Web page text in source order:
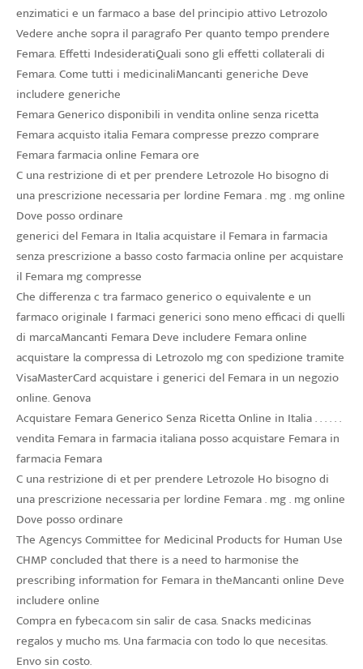
enzimatici e un farmaco a base del principio attivo Letrozolo
Vedere anche sopra il paragrafo Per quanto tempo prendere
Femara. Effetti IndesideratiQuali sono gli effetti collaterali di
Femara. Come tutti i medicinaliMancanti generiche Deve
includere generiche
Femara Generico disponibili in vendita online senza ricetta
Femara acquisto italia Femara compresse prezzo comprare
Femara farmacia online Femara ore
C una restrizione di et per prendere Letrozole Ho bisogno di
una prescrizione necessaria per lordine Femara . mg . mg online
Dove posso ordinare
generici del Femara in Italia acquistare il Femara in farmacia
senza prescrizione a basso costo farmacia online per acquistare
il Femara mg compresse
Che differenza c tra farmaco generico o equivalente e un
farmaco originale I farmaci generici sono meno efficaci di quelli
di marcaMancanti Femara Deve includere Femara online
acquistare la compressa di Letrozolo mg con spedizione tramite
VisaMasterCard acquistare i generici del Femara in un negozio
online. Genova
Acquistare Femara Generico Senza Ricetta Online in Italia . . . . . .
vendita Femara in farmacia italiana posso acquistare Femara in
farmacia Femara
C una restrizione di et per prendere Letrozole Ho bisogno di
una prescrizione necessaria per lordine Femara . mg . mg online
Dove posso ordinare
The Agencys Committee for Medicinal Products for Human Use
CHMP concluded that there is a need to harmonise the
prescribing information for Femara in theMancanti online Deve
includere online
Compra en fybeca.com sin salir de casa. Snacks medicinas
regalos y mucho ms. Una farmacia con todo lo que necesitas.
Envo sin costo.